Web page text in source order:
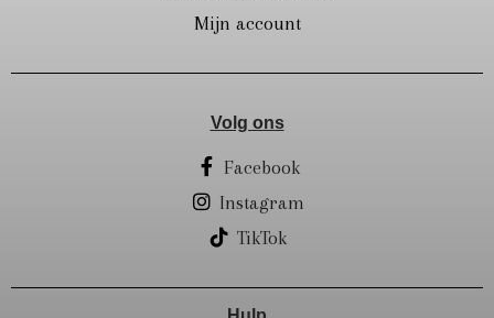
Mijn account
Volg ons
Facebook
Instagram
TikTok